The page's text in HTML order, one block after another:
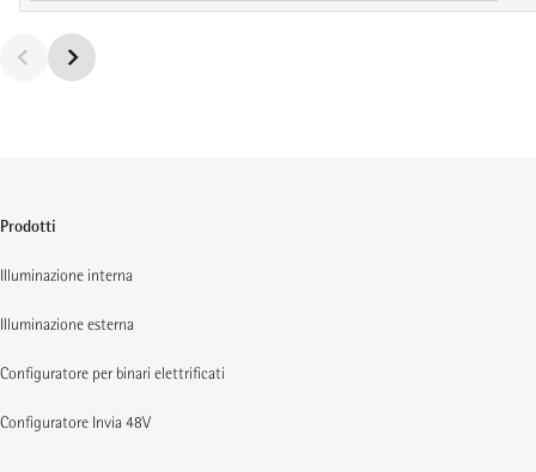
Prodotti
Illuminazione interna
Illuminazione esterna
Configuratore per binari elettrificati
Configuratore Invia 48V